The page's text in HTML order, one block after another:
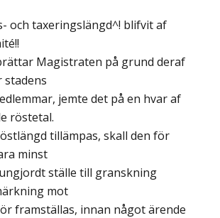
och taxeringslängd^! blifvit af
Magistraten på grund deraf
stadens
jemte det på en hvar af
röstetal.
tillämpas, skall den för
minst
ställe till granskning
mot
framställas, innan något ärende